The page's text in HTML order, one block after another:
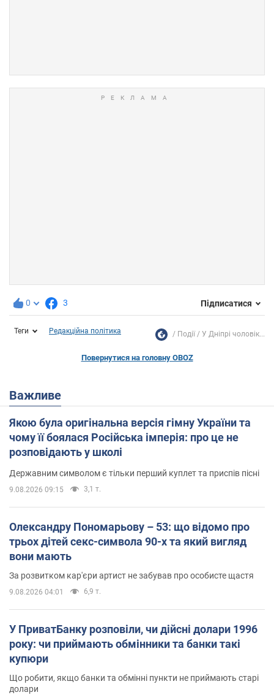
0 3 Підписатися
Теги Редакційна політика Події У Дніпрі чоловік...
Повернутися на головну OBOZ
Важливе
Якою була оригінальна версія гімну України та
чому її боялася Російська імперія: про це не
розповідають у школі
Державним символом є тільки перший куплет та приспів пісні
9.08.2026 09:15 3,1 т.
Олександру Пономарьову – 53: що відомо про
трьох дітей секс-символа 90-х та який вигляд
вони мають
За розвитком кар'єри артист не забував про особисте щастя
9.08.2026 04:01 6,9 т.
У ПриватБанку розповіли, чи дійсні долари 1996
року: чи приймають обмінники та банки такі
купюри
Що робити, якщо банки та обмінні пункти не приймають старі
долари